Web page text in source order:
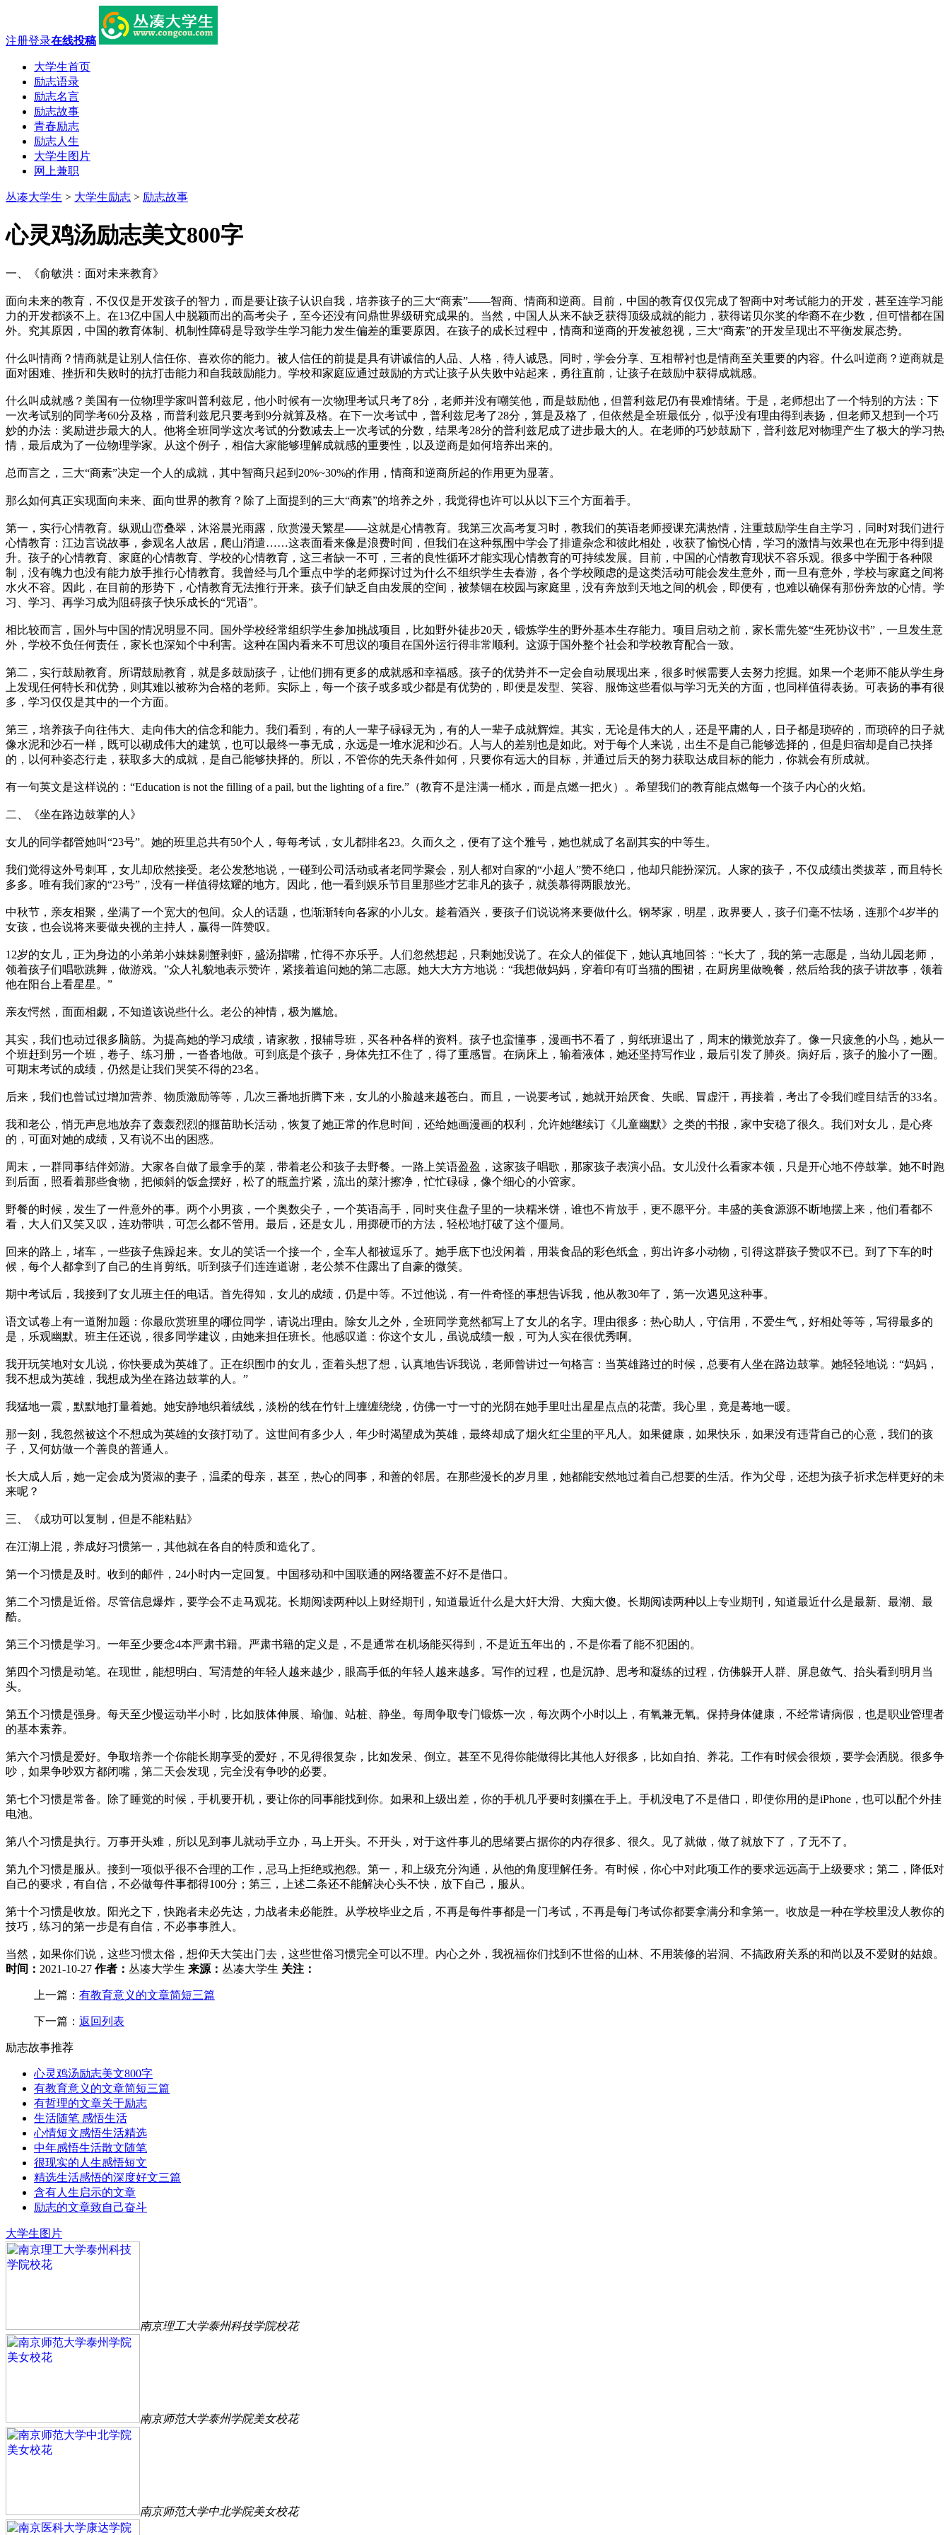
注册登录在线投稿
大学生首页
励志语录
励志名言
励志故事
青春励志
励志人生
大学生图片
网上兼职
丛凑大学生 > 大学生励志 > 励志故事
心灵鸡汤励志美文800字
一、《俞敏洪：面对未来教育》
面向未来的教育，不仅仅是开发孩子的智力，而是要让孩子认识自我，培养孩子的三大“商素”——智商、情商和逆商。目前，中国的教育仅仅完成了智商中对考试能力的开发，甚至连学习能
力的开发都谈不上。在13亿中国人中脱颖而出的高考尖子，至今还没有问鼎世界级研究成果的。当然，中国人从来不缺乏获得顶级成就的能力，获得诺贝尔奖的华裔不在少数，但可惜都在国
外。究其原因，中国的教育体制、机制性障碍是导致学生学习能力发生偏差的重要原因。在孩子的成长过程中，情商和逆商的开发被忽视，三大“商素”的开发呈现出不平衡发展态势。
什么叫情商？情商就是让别人信任你、喜欢你的能力。被人信任的前提是具有讲诚信的人品、人格，待人诚恳。同时，学会分享、互相帮衬也是情商至关重要的内容。什么叫逆商？逆商就是
面对困难、挫折和失败时的抗打击能力和自我鼓励能力。学校和家庭应通过鼓励的方式让孩子从失败中站起来，勇往直前，让孩子在鼓励中获得成就感。
什么叫成就感？美国有一位物理学家叫普利兹尼，他小时候有一次物理考试只考了8分，老师并没有嘲笑他，而是鼓励他，但普利兹尼仍有畏难情绪。于是，老师想出了一个特别的方法：下
一次考试别的同学考60分及格，而普利兹尼只要考到9分就算及格。在下一次考试中，普利兹尼考了28分，算是及格了，但依然是全班最低分，似乎没有理由得到表扬，但老师又想到一个巧
妙的办法：奖励进步最大的人。他将全班同学这次考试的分数减去上一次考试的分数，结果考28分的普利兹尼成了进步最大的人。在老师的巧妙鼓励下，普利兹尼对物理产生了极大的学习热
情，最后成为了一位物理学家。从这个例子，相信大家能够理解成就感的重要性，以及逆商是如何培养出来的。
总而言之，三大“商素”决定一个人的成就，其中智商只起到20%~30%的作用，情商和逆商所起的作用更为显著。
那么如何真正实现面向未来、面向世界的教育？除了上面提到的三大“商素”的培养之外，我觉得也许可以从以下三个方面着手。
第一，实行心情教育。纵观山峦叠翠，沐浴晨光雨露，欣赏漫天繁星——这就是心情教育。我第三次高考复习时，教我们的英语老师授课充满热情，注重鼓励学生自主学习，同时对我们进行
心情教育：江边言说故事，参观名人故居，爬山消遣……这表面看来像是浪费时间，但我们在这种氛围中学会了排遣杂念和彼此相处，收获了愉悦心情，学习的激情与效果也在无形中得到提
升。孩子的心情教育、家庭的心情教育、学校的心情教育，这三者缺一不可，三者的良性循环才能实现心情教育的可持续发展。目前，中国的心情教育现状不容乐观。很多中学囿于各种限
制，没有魄力也没有能力放手推行心情教育。我曾经与几个重点中学的老师探讨过为什么不组织学生去春游，各个学校顾虑的是这类活动可能会发生意外，而一旦有意外，学校与家庭之间将
水火不容。因此，在目前的形势下，心情教育无法推行开来。孩子们缺乏自由发展的空间，被禁锢在校园与家庭里，没有奔放到天地之间的机会，即便有，也难以确保有那份奔放的心情。学
习、学习、再学习成为阻碍孩子快乐成长的“咒语”。
相比较而言，国外与中国的情况明显不同。国外学校经常组织学生参加挑战项目，比如野外徒步20天，锻炼学生的野外基本生存能力。项目启动之前，家长需先签“生死协议书”，一旦发生意
外，学校不负任何责任，家长也深知个中利害。这种在国内看来不可思议的项目在国外运行得非常顺利。这源于国外整个社会和学校教育配合一致。
第二，实行鼓励教育。所谓鼓励教育，就是多鼓励孩子，让他们拥有更多的成就感和幸福感。孩子的优势并不一定会自动展现出来，很多时候需要人去努力挖掘。如果一个老师不能从学生身
上发现任何特长和优势，则其难以被称为合格的老师。实际上，每一个孩子或多或少都是有优势的，即便是发型、笑容、服饰这些看似与学习无关的方面，也同样值得表扬。可表扬的事有很
多，学习仅仅是其中的一个方面。
第三，培养孩子向往伟大、走向伟大的信念和能力。我们看到，有的人一辈子碌碌无为，有的人一辈子成就辉煌。其实，无论是伟大的人，还是平庸的人，日子都是琐碎的，而琐碎的日子就
像水泥和沙石一样，既可以砌成伟大的建筑，也可以最终一事无成，永远是一堆水泥和沙石。人与人的差别也是如此。对于每个人来说，出生不是自己能够选择的，但是归宿却是自己抉择
的，以何种姿态行走，获取多大的成就，是自己能够抉择的。所以，不管你的先天条件如何，只要你有远大的目标，并通过后天的努力获取达成目标的能力，你就会有所成就。
有一句英文是这样说的：“Education is not the filling of a pail, but the lighting of a fire.”（教育不是注满一桶水，而是点燃一把火）。希望我们的教育能点燃每一个孩子内心的火焰。
二、《坐在路边鼓掌的人》
女儿的同学都管她叫“23号”。她的班里总共有50个人，每每考试，女儿都排名23。久而久之，便有了这个雅号，她也就成了名副其实的中等生。
我们觉得这外号刺耳，女儿却欣然接受。老公发愁地说，一碰到公司活动或者老同学聚会，别人都对自家的“小超人”赞不绝口，他却只能扮深沉。人家的孩子，不仅成绩出类拔萃，而且特长
多多。唯有我们家的“23号”，没有一样值得炫耀的地方。因此，他一看到娱乐节目里那些才艺非凡的孩子，就羡慕得两眼放光。
中秋节，亲友相聚，坐满了一个宽大的包间。众人的话题，也渐渐转向各家的小儿女。趁着酒兴，要孩子们说说将来要做什么。钢琴家，明星，政界要人，孩子们毫不怯场，连那个4岁半的
女孩，也会说将来要做央视的主持人，赢得一阵赞叹。
12岁的女儿，正为身边的小弟弟小妹妹剔蟹剥虾，盛汤揩嘴，忙得不亦乐乎。人们忽然想起，只剩她没说了。在众人的催促下，她认真地回答：“长大了，我的第一志愿是，当幼儿园老师，
领着孩子们唱歌跳舞，做游戏。”众人礼貌地表示赞许，紧接着追问她的第二志愿。她大大方方地说：“我想做妈妈，穿着印有叮当猫的围裙，在厨房里做晚餐，然后给我的孩子讲故事，领着
他在阳台上看星星。”
亲友愕然，面面相觑，不知道该说些什么。老公的神情，极为尴尬。
其实，我们也动过很多脑筋。为提高她的学习成绩，请家教，报辅导班，买各种各样的资料。孩子也蛮懂事，漫画书不看了，剪纸班退出了，周末的懒觉放弃了。像一只疲惫的小鸟，她从一
个班赶到另一个班，卷子、练习册，一沓沓地做。可到底是个孩子，身体先扛不住了，得了重感冒。在病床上，输着液体，她还坚持写作业，最后引发了肺炎。病好后，孩子的脸小了一圈。
可期末考试的成绩，仍然是让我们哭笑不得的23名。
后来，我们也曾试过增加营养、物质激励等等，几次三番地折腾下来，女儿的小脸越来越苍白。而且，一说要考试，她就开始厌食、失眠、冒虚汗，再接着，考出了令我们瞠目结舌的33名。
我和老公，悄无声息地放弃了轰轰烈烈的揠苗助长活动，恢复了她正常的作息时间，还给她画漫画的权利，允许她继续订《儿童幽默》之类的书报，家中安稳了很久。我们对女儿，是心疼
的，可面对她的成绩，又有说不出的困惑。
周末，一群同事结伴郊游。大家各自做了最拿手的菜，带着老公和孩子去野餐。一路上笑语盈盈，这家孩子唱歌，那家孩子表演小品。女儿没什么看家本领，只是开心地不停鼓掌。她不时跑
到后面，照看着那些食物，把倾斜的饭盒摆好，松了的瓶盖拧紧，流出的菜汁擦净，忙忙碌碌，像个细心的小管家。
野餐的时候，发生了一件意外的事。两个小男孩，一个奥数尖子，一个英语高手，同时夹住盘子里的一块糯米饼，谁也不肯放手，更不愿平分。丰盛的美食源源不断地摆上来，他们看都不
看，大人们又笑又叹，连劝带哄，可怎么都不管用。最后，还是女儿，用掷硬币的方法，轻松地打破了这个僵局。
回来的路上，堵车，一些孩子焦躁起来。女儿的笑话一个接一个，全车人都被逗乐了。她手底下也没闲着，用装食品的彩色纸盒，剪出许多小动物，引得这群孩子赞叹不已。到了下车的时
候，每个人都拿到了自己的生肖剪纸。听到孩子们连连道谢，老公禁不住露出了自豪的微笑。
期中考试后，我接到了女儿班主任的电话。首先得知，女儿的成绩，仍是中等。不过他说，有一件奇怪的事想告诉我，他从教30年了，第一次遇见这种事。
语文试卷上有一道附加题：你最欣赏班里的哪位同学，请说出理由。除女儿之外，全班同学竟然都写上了女儿的名字。理由很多：热心助人，守信用，不爱生气，好相处等等，写得最多的
是，乐观幽默。班主任还说，很多同学建议，由她来担任班长。他感叹道：你这个女儿，虽说成绩一般，可为人实在很优秀啊。
我开玩笑地对女儿说，你快要成为英雄了。正在织围巾的女儿，歪着头想了想，认真地告诉我说，老师曾讲过一句格言：当英雄路过的时候，总要有人坐在路边鼓掌。她轻轻地说：“妈妈，
我不想成为英雄，我想成为坐在路边鼓掌的人。”
我猛地一震，默默地打量着她。她安静地织着绒线，淡粉的线在竹针上缠缠绕绕，仿佛一寸一寸的光阴在她手里吐出星星点点的花蕾。我心里，竟是蓦地一暖。
那一刻，我忽然被这个不想成为英雄的女孩打动了。这世间有多少人，年少时渴望成为英雄，最终却成了烟火红尘里的平凡人。如果健康，如果快乐，如果没有违背自己的心意，我们的孩
子，又何妨做一个善良的普通人。
长大成人后，她一定会成为贤淑的妻子，温柔的母亲，甚至，热心的同事，和善的邻居。在那些漫长的岁月里，她都能安然地过着自己想要的生活。作为父母，还想为孩子祈求怎样更好的未
来呢？
三、《成功可以复制，但是不能粘贴》
在江湖上混，养成好习惯第一，其他就在各自的特质和造化了。
第一个习惯是及时。收到的邮件，24小时内一定回复。中国移动和中国联通的网络覆盖不好不是借口。
第二个习惯是近俗。尽管信息爆炸，要学会不走马观花。长期阅读两种以上财经期刊，知道最近什么是大奸大滑、大痴大傻。长期阅读两种以上专业期刊，知道最近什么是最新、最潮、最
酷。
第三个习惯是学习。一年至少要念4本严肃书籍。严肃书籍的定义是，不是通常在机场能买得到，不是近五年出的，不是你看了能不犯困的。
第四个习惯是动笔。在现世，能想明白、写清楚的年轻人越来越少，眼高手低的年轻人越来越多。写作的过程，也是沉静、思考和凝练的过程，仿佛躲开人群、屏息敛气、抬头看到明月当
头。
第五个习惯是强身。每天至少慢运动半小时，比如肢体伸展、瑜伽、站桩、静坐。每周争取专门锻炼一次，每次两个小时以上，有氧兼无氧。保持身体健康，不经常请病假，也是职业管理者
的基本素养。
第六个习惯是爱好。争取培养一个你能长期享受的爱好，不见得很复杂，比如发呆、倒立。甚至不见得你能做得比其他人好很多，比如自拍、养花。工作有时候会很烦，要学会洒脱。很多争
吵，如果争吵双方都闭嘴，第二天会发现，完全没有争吵的必要。
第七个习惯是常备。除了睡觉的时候，手机要开机，要让你的同事能找到你。如果和上级出差，你的手机几乎要时刻攥在手上。手机没电了不是借口，即使你用的是iPhone，也可以配个外挂
电池。
第八个习惯是执行。万事开头难，所以见到事儿就动手立办，马上开头。不开头，对于这件事儿的思绪要占据你的内存很多、很久。见了就做，做了就放下了，了无不了。
第九个习惯是服从。接到一项似乎很不合理的工作，忌马上拒绝或抱怨。第一，和上级充分沟通，从他的角度理解任务。有时候，你心中对此项工作的要求远远高于上级要求；第二，降低对
自己的要求，有自信，不必做每件事都得100分；第三，上述二条还不能解决心头不快，放下自己，服从。
第十个习惯是收放。阳光之下，快跑者未必先达，力战者未必能胜。从学校毕业之后，不再是每件事都是一门考试，不再是每门考试你都要拿满分和拿第一。收放是一种在学校里没人教你的
技巧，练习的第一步是有自信，不必事事胜人。
当然，如果你们说，这些习惯太俗，想仰天大笑出门去，这些世俗习惯完全可以不理。内心之外，我祝福你们找到不世俗的山林、不用装修的岩洞、不搞政府关系的和尚以及不爱财的姑娘。
时间： 2021-10-27 作者： 丛凑大学生 来源： 丛凑大学生 关注：
上一篇： 有教育意义的文章简短三篇
下一篇： 返回列表
励志故事推荐
心灵鸡汤励志美文800字
有教育意义的文章简短三篇
有哲理的文章关于励志
生活随笔 感悟生活
心情短文感悟生活精选
中年感悟生活散文随笔
很现实的人生感悟短文
精选生活感悟的深度好文三篇
含有人生启示的文章
励志的文章致自己奋斗
大学生图片
南京理工大学泰州科技学院校花
南京师范大学泰州学院美女校花
南京师范大学中北学院美女校花